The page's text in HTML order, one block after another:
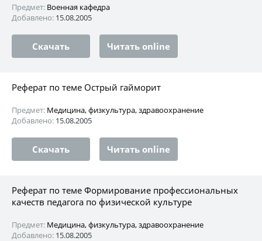
Предмет: Военная кафедра
Добавлено: 15.08.2005
Скачать Читать online
Реферат по теме Острый гайморит
Предмет: Медицина, физкультура, здравоохранение
Добавлено: 15.08.2005
Скачать Читать online
Реферат по теме Формирование профессиональных
качеств педагога по физической культуре
Предмет: Медицина, физкультура, здравоохранение
Добавлено: 15.08.2005